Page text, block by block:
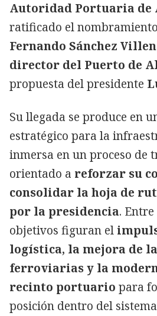
Autoridad Portuaria de
ratificado el
Fernando Sánchez
director del Puerto de
propuesta del presidente
Su llegada se produce en
estratégico para la
inmersa en un proceso de
orientado a reforzar su
consolidar la hoja de
por la presidencia.
objetivos figuran el
logística, la mejora de
ferroviarias y la
recinto portuario para
posición dentro del